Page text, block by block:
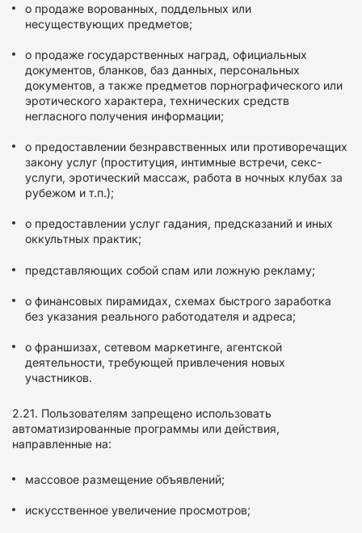
о продаже ворованных, поддельных или
несуществующих предметов;
о продаже государственных наград, официальных
документов, бланков, баз данных, персональных
документов, а также предметов порнографического или
эротического характера, технических средств
негласного получения информации;
о предоставлении безнравственных или противоречащих
закону услуг (проституция, интимные встречи, секс-
услуги, эротический массаж, работа в ночных клубах за
рубежом и т.п.);
о предоставлении услуг гадания, предсказаний и иных
оккультных практик;
представляющих собой спам или ложную рекламу;
о финансовых пирамидах, схемах быстрого заработка
без указания реального работодателя и адреса;
о франшизах, сетевом маркетинге, агентской
деятельности, требующей привлечения новых
участников.
2.21. Пользователям запрещено использовать
автоматизированные программы или действия,
направленные на:
массовое размещение объявлений;
искусственное увеличение просмотров;